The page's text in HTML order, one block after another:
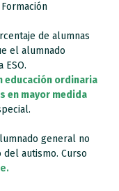
de alumnas
el alumnado
ESO.
educación ordinaria
en mayor medida
general no
autismo. Curso